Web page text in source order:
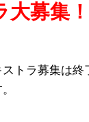
募集！
トラ募集は終